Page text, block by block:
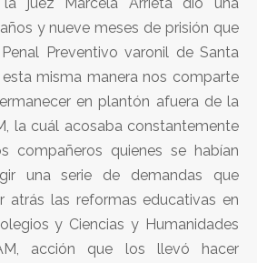
y nueve meses de prisión que
Preventivo varonil de Santa
misma manera nos comparte
en plantón afuera de la
la cuál acosaba constantemente
compañeros quienes se habían
una serie de demandas que
atrás las reformas educativas en
y Ciencias y Humanidades
acción que los llevó hacer